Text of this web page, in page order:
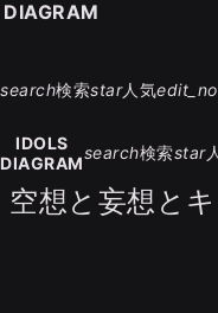
search検索star人気
IDOLS
DIAGRAM
search検索star
空想と妄想と